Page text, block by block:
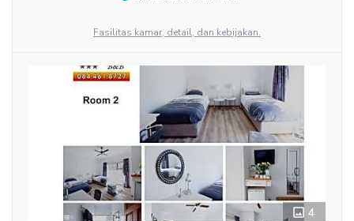
Fasilitas kamar, detail, dan kebijakan.
4